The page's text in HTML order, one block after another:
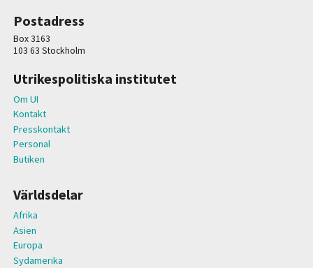
Postadress
Box 3163
103 63 Stockholm
Utrikespolitiska institutet
Om UI
Kontakt
Presskontakt
Personal
Butiken
Världsdelar
Afrika
Asien
Europa
Sydamerika